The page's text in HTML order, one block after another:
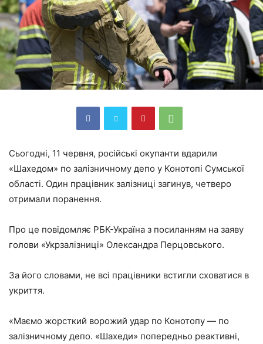
Сьогодні, 11 червня, російські окупанти вдарили
«Шахедом» по залізничному депо у Конотопі Сумської
області. Один працівник залізниці загинув, четверо
отримали поранення.
Про це повідомляє РБК-Україна з посиланням на заяву
голови «Укрзалізниці» Олександра Перцовського.
За його словами, не всі працівники встигли сховатися в
укриття.
«Маємо жорсткий ворожий удар по Конотопу — по
залізничному депо. «Шахеди» попередньо реактивні,